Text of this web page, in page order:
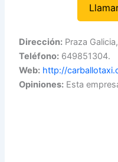
Dirección: Praza
Teléfono: 649851304.
Web: http://
Opiniones: Esta